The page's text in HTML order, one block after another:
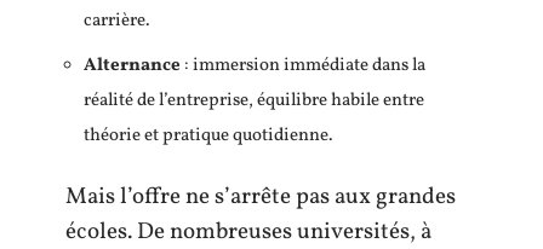
carrière.
Alternance : immersion immédiate dans la
réalité de l’entreprise, équilibre habile entre
théorie et pratique quotidienne.
Mais l’offre ne s’arrête pas aux grandes
écoles. De nombreuses universités, à